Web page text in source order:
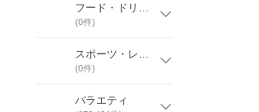
フード・ドリンク・スイーツ
(0件)
スポーツ・レジャー
(0件)
バラエティ